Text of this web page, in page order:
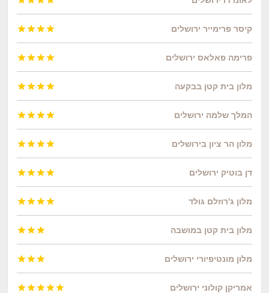
קיסר פרימייר ירושלים 



פרימה פאלאס ירושלים 



מלון בית קטן בבקעה 



המלך שלמה ירושלים 



מלון הר ציון בירושלים 



דן בוטיק ירושלים 



מלון ג'רוזלם גולד 



מלון בית קטן במושבה 


מלון מונטיפיורי ירושלים 


אמריקן קולוני ירושלים 



